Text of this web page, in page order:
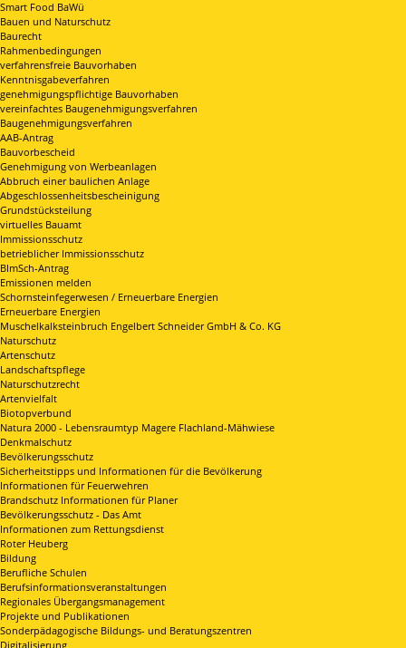
Smart Food BaWü
Bauen und Naturschutz
Baurecht
Rahmenbedingungen
verfahrensfreie Bauvorhaben
Kenntnisgabeverfahren
genehmigungspflichtige Bauvorhaben
vereinfachtes Baugenehmigungsverfahren
Baugenehmigungsverfahren
AAB-Antrag
Bauvorbescheid
Genehmigung von Werbeanlagen
Abbruch einer baulichen Anlage
Abgeschlossenheitsbescheinigung
Grundstücksteilung
virtuelles Bauamt
Immissionsschutz
betrieblicher Immissionsschutz
BImSch-Antrag
Emissionen melden
Schornsteinfegerwesen / Erneuerbare Energien
Erneuerbare Energien
Muschelkalksteinbruch Engelbert Schneider GmbH & Co. KG
Naturschutz
Artenschutz
Landschaftspflege
Naturschutzrecht
Artenvielfalt
Biotopverbund
Natura 2000 - Lebensraumtyp Magere Flachland-Mähwiese
Denkmalschutz
Bevölkerungsschutz
Sicherheitstipps und Informationen für die Bevölkerung
Informationen für Feuerwehren
Brandschutz Informationen für Planer
Bevölkerungsschutz - Das Amt
Informationen zum Rettungsdienst
Roter Heuberg
Bildung
Berufliche Schulen
Berufsinformationsveranstaltungen
Regionales Übergangsmanagement
Projekte und Publikationen
Sonderpädagogische Bildungs- und Beratungszentren
Digitalisierung